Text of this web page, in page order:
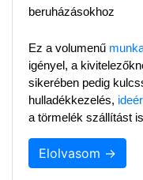
beruházásokhoz
Ez a volumenű
igényel, a
sikerében pedig
hulladékkezelés,
a törmelék szállítást
Elolvasom →